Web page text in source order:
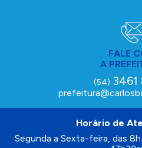
FALE
A
(54)
Horário de
Segunda a Sexta-feira, das